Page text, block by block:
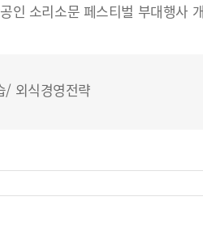
인 소리소문 페스티벌 부대행사
/ 외식경영전략